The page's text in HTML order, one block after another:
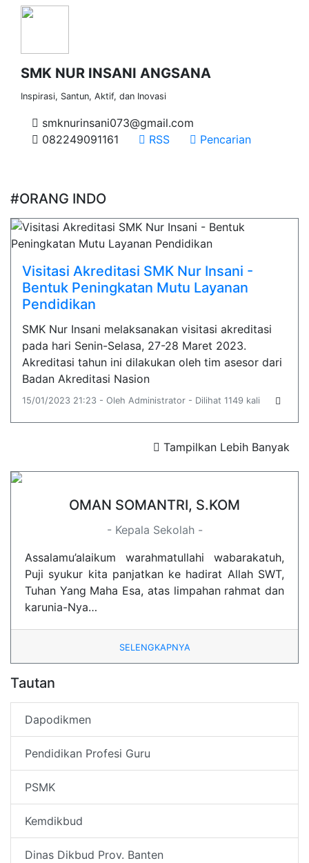
SMK NUR INSANI ANGSANA
Inspirasi, Santun, Aktif, dan Inovasi
smknurinsani073@gmail.com
082249091161
RSS Pencarian
#ORANG INDO
Visitasi Akreditasi SMK Nur Insani -
Bentuk Peningkatan Mutu Layanan
Pendidikan
SMK Nur Insani melaksanakan visitasi akreditasi
pada hari Senin-Selasa, 27-28 Maret 2023.
Akreditasi tahun ini dilakukan oleh tim asesor dari
Badan Akreditasi Nasion
15/01/2023 21:23 - Oleh Administrator - Dilihat 1149 kali
Tampilkan Lebih Banyak
OMAN SOMANTRI, S.KOM
- Kepala Sekolah -
Assalamu’alaikum warahmatullahi wabarakatuh,
Puji syukur kita panjatkan ke hadirat Allah SWT,
Tuhan Yang Maha Esa, atas limpahan rahmat dan
karunia-Nya…
SELENGKAPNYA
Tautan
Dapodikmen
Pendidikan Profesi Guru
PSMK
Kemdikbud
Dinas Dikbud Prov. Banten